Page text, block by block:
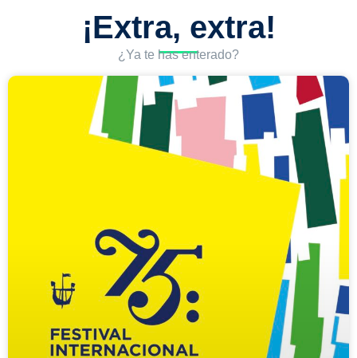
¡Extra, extra!
¿Ya te has enterado?